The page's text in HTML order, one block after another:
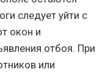
следует уйти с
окон и
отбоя. При
или